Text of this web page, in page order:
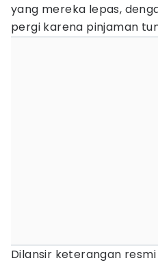
yang mereka lepas,
pergi karena pinjaman
Dilansir keterangan